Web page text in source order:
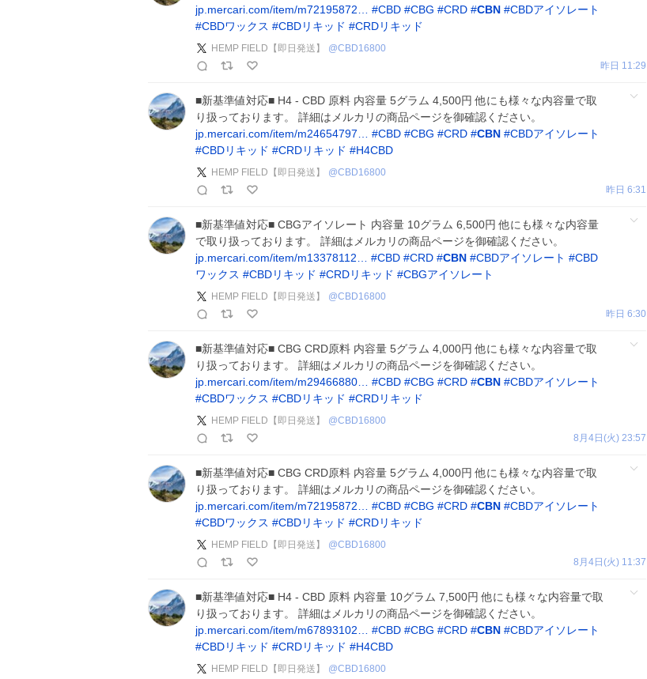
jp.mercari.com/item/m72195872…
#CBD #CBG #CRD #CBN #CBDアイソレート
#CBDワックス #CBDリキッド #CRDリキッド
HEMP FIELD【即日発送】 @CBD16800
昨日 11:29
■新基準値対応■ H4 - CBD 原料 内容量 5グラム 4,500円 他にも様々な内容量で取
り扱っております。 詳細はメルカリの商品ページを御確認ください。
jp.mercari.com/item/m24654797…
#CBD #CBG #CRD #CBN #CBDアイソレート
#CBDリキッド #CRDリキッド #H4CBD
HEMP FIELD【即日発送】 @CBD16800
昨日 6:31
■新基準値対応■ CBGアイソレート 内容量 10グラム 6,500円 他にも様々な内容量
で取り扱っております。 詳細はメルカリの商品ページを御確認ください。
jp.mercari.com/item/m13378112…
#CBD #CRD #CBN #CBDアイソレート #CBD
ワックス #CBDリキッド #CRDリキッド #CBGアイソレート
HEMP FIELD【即日発送】 @CBD16800
昨日 6:30
■新基準値対応■ CBG CRD原料 内容量 5グラム 4,000円 他にも様々な内容量で取
り扱っております。 詳細はメルカリの商品ページを御確認ください。
jp.mercari.com/item/m29466880…
#CBD #CBG #CRD #CBN #CBDアイソレート
#CBDワックス #CBDリキッド #CRDリキッド
HEMP FIELD【即日発送】 @CBD16800
8月4日(火) 23:57
■新基準値対応■ CBG CRD原料 内容量 5グラム 4,000円 他にも様々な内容量で取
り扱っております。 詳細はメルカリの商品ページを御確認ください。
jp.mercari.com/item/m72195872…
#CBD #CBG #CRD #CBN #CBDアイソレート
#CBDワックス #CBDリキッド #CRDリキッド
HEMP FIELD【即日発送】 @CBD16800
8月4日(火) 11:37
■新基準値対応■ H4 - CBD 原料 内容量 10グラム 7,500円 他にも様々な内容量で取
り扱っております。 詳細はメルカリの商品ページを御確認ください。
jp.mercari.com/item/m67893102…
#CBD #CBG #CRD #CBN #CBDアイソレート
#CBDリキッド #CRDリキッド #H4CBD
HEMP FIELD【即日発送】 @CBD16800